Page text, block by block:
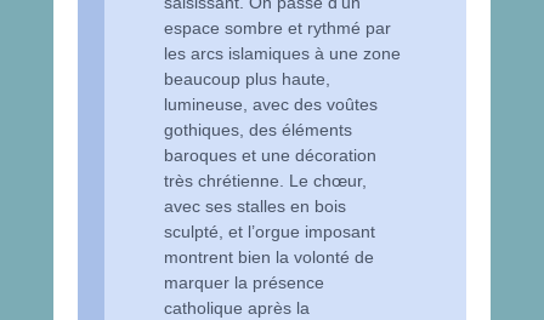
espace sombre et rythmé par
les arcs islamiques à une zone
beaucoup plus haute,
lumineuse, avec des voûtes
gothiques, des éléments
baroques et une décoration
très chrétienne. Le chœur,
avec ses stalles en bois
sculpté, et l’orgue imposant
montrent bien la volonté de
marquer la présence
catholique après la